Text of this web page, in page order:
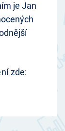
je Jan
zde: